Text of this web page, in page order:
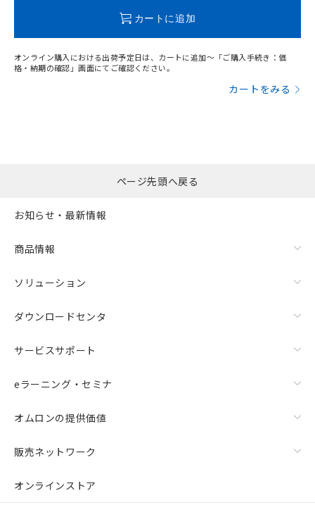
カートに追加
オンライン購入における出荷予定日は、カートに追加～「ご購入手続き：価
格・納期の確認」画面にてご確認ください。
カートをみる
ページ先頭へ戻る
お知らせ・最新情報
商品情報
ソリューション
ダウンロードセンタ
サービスサポート
eラーニング・セミナ
オムロンの提供価値
販売ネットワーク
オンラインストア